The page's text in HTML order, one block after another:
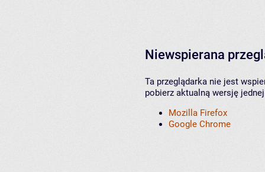
Niewspierana
Ta przeglądarka nie jest
pobierz aktualną wersję
Mozilla Firefox
Google Chrome